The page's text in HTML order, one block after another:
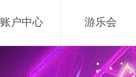
账户中心 游乐会